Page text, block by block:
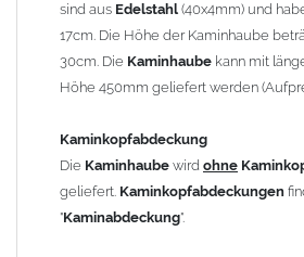
allgemeine Informationen:
Ab einer Kaminlängevon
Kaminstützengeliefert.
Bei der Kombination mit
angefertigt.
DieKaminhaubekann mit
für 4 Stützen = 96,89 EUR, Länge
145,39 EUR) geliefert werden.
sind aus Edelstahl (40x4mm) und
17cm. Die Höhe der Kaminhaube
30cm. Die Kaminhaube kann mit
Höhe 450mm geliefert werden
Kaminkopfabdeckung
Die Kaminhaube wird ohne
geliefert. Kaminkopfabdeckungen
"Kaminabdeckung".